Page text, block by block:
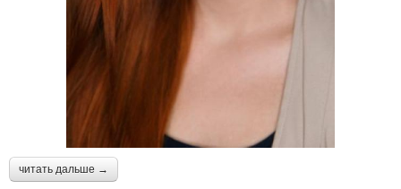
читать дальше →